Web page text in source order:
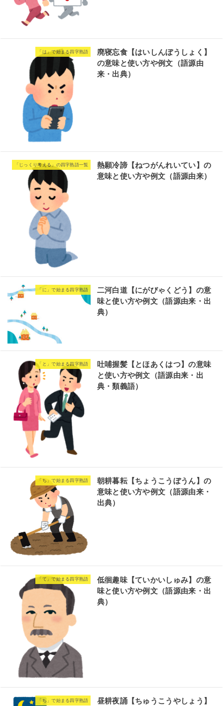
「は」で始まる四字熟語
廃寝忘食【はいしんぼうしょく】
の意味と使い方や例文（語源由
来・出典）
「じっくり考える」の四字熟語一覧
熱願冷諦【ねつがんれいてい】の
意味と使い方や例文（語源由来）
「に」で始まる四字熟語
二河白道【にがびゃくどう】の意
味と使い方や例文（語源由来・出
典）
「と」で始まる四字熟語
吐哺握髪【とほあくはつ】の意味
と使い方や例文（語源由来・出
典・類義語）
「ち」で始まる四字熟語
朝耕暮耘【ちょうこうぼうん】の
意味と使い方や例文（語源由来・
出典）
「て」で始まる四字熟語
低徊趣味【ていかいしゅみ】の意
味と使い方や例文（語源由来・出
典）
「ち」で始まる四字熟語 昼耕夜誦【ちゅうこうやしょう】